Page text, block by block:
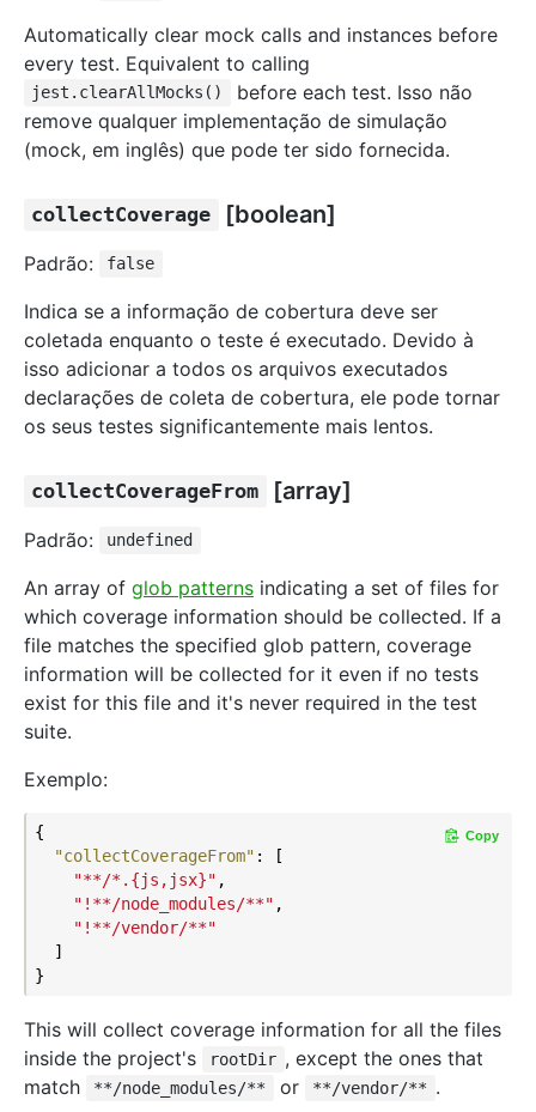
Automatically clear mock calls and instances before
every test. Equivalent to calling
jest.clearAllMocks()
before each test. Isso não
remove qualquer implementação de simulação
(mock, em inglês) que pode ter sido fornecida.
collectCoverage [boolean]
Padrão: false
Indica se a informação de cobertura deve ser
coletada enquanto o teste é executado. Devido à
isso adicionar a todos os arquivos executados
declarações de coleta de cobertura, ele pode tornar
os seus testes significantemente mais lentos.
collectCoverageFrom [array]
Padrão: undefined
An array of glob patterns indicating a set of files for
which coverage information should be collected. If a
file matches the specified glob pattern, coverage
information will be collected for it even if no tests
exist for this file and it's never required in the test
suite.
Exemplo:
{
"collectCoverageFrom" : [
"**/*.{js,jsx}" ,
"!**/node_modules/**" ,
"!**/vendor/**"
  ]
Copy
This will collect coverage information for all the files
inside the project's
rootDir , except the ones that
match
**/node_modules/** or **/vendor/** .